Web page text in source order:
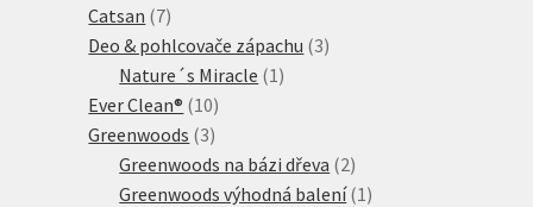
Catsan 77
produktů
Deo & pohlcovače zápachu 33
Nature´s Miracle 1 1
Ever Clean® 1010
produktů
Greenwoods 33
produkty
Greenwoods na bázi dřeva 22
produkty
Greenwoods výhodná balení 1 1